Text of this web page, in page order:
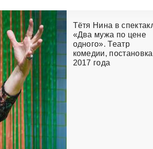
Тётя Нина в
«Два мужа по цене
одного». Театр
комедии, постановка
2017 года